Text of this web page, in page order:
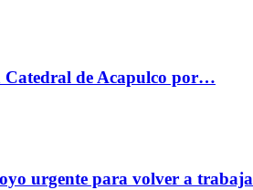
Catedral de Acapulco por…
urgente para volver a